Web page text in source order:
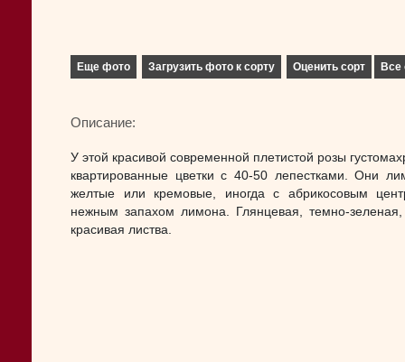
Еще фото Загрузить фото к сорту Оценить сорт Все
Описание:
У этой красивой современной плетистой розы
квартированные цветки с 40-50 лепестками. Они
желтые или кремовые, иногда с абрикосовым
нежным запахом лимона. Глянцевая, темно-зеленая,
красивая листва.